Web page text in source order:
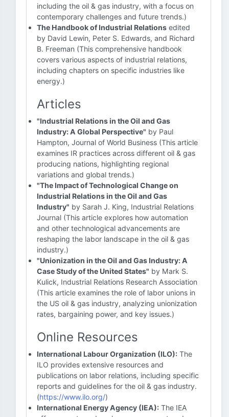
including the oil & gas industry, with a focus on
contemporary challenges and future trends.)
The Handbook of Industrial Relations edited
by David Lewin, Peter S. Edwards, and Richard
B. Freeman (This comprehensive handbook
covers various aspects of industrial relations,
including chapters on specific industries like
energy.)
Articles
"Industrial Relations in the Oil and Gas
Industry: A Global Perspective" by Paul
Hampton, Journal of World Business (This article
examines IR practices across different oil & gas
producing nations, highlighting regional
variations and global trends.)
"The Impact of Technological Change on
Industrial Relations in the Oil and Gas
Industry" by Sarah J. King, Industrial Relations
Journal (This article explores how automation
and other technological advancements are
reshaping the labor landscape in the oil & gas
industry.)
"Unionization in the Oil and Gas Industry: A
Case Study of the United States" by Mark S.
Kulick, Industrial Relations Research Association
(This article examines the role of labor unions in
the US oil & gas industry, analyzing unionization
rates, bargaining power, and key issues.)
Online Resources
International Labour Organization (ILO): The
ILO provides extensive resources and
publications on labor relations, including specific
reports and guidelines for the oil & gas industry.
(https://www.ilo.org/)
International Energy Agency (IEA): The IEA